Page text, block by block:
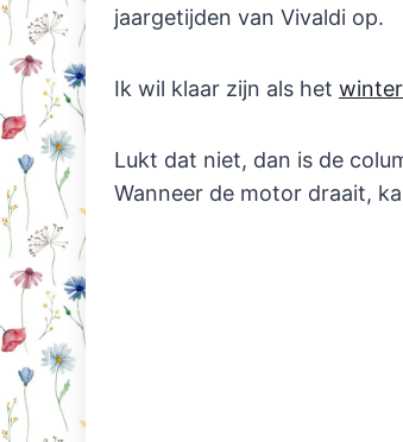
jaargetijden van Vivaldi op.
Ik wil klaar zijn als het winter
Lukt dat niet, dan is de
Wanneer de motor draait,